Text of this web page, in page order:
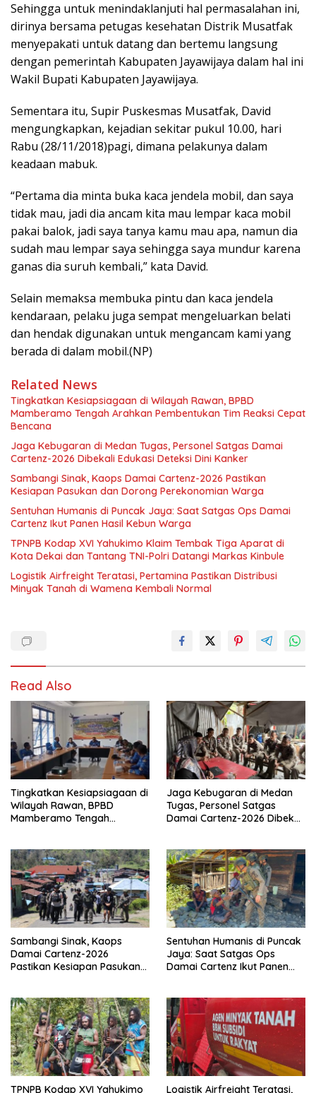
Sehingga untuk menindaklanjuti hal permasalahan ini,
dirinya bersama petugas kesehatan Distrik Musatfak
menyepakati untuk datang dan bertemu langsung
dengan pemerintah Kabupaten Jayawijaya dalam hal ini
Wakil Bupati Kabupaten Jayawijaya.
Sementara itu, Supir Puskesmas Musatfak, David
mengungkapkan, kejadian sekitar pukul 10.00, hari
Rabu (28/11/2018)pagi, dimana pelakunya dalam
keadaan mabuk.
“Pertama dia minta buka kaca jendela mobil, dan saya
tidak mau, jadi dia ancam kita mau lempar kaca mobil
pakai balok, jadi saya tanya kamu mau apa, namun dia
sudah mau lempar saya sehingga saya mundur karena
ganas dia suruh kembali,” kata David.
Selain memaksa membuka pintu dan kaca jendela
kendaraan, pelaku juga sempat mengeluarkan belati
dan hendak digunakan untuk mengancam kami yang
berada di dalam mobil.(NP)
Related News
Tingkatkan Kesiapsiagaan di Wilayah Rawan, BPBD
Mamberamo Tengah Arahkan Pembentukan Tim Reaksi Cepat
Bencana
Jaga Kebugaran di Medan Tugas, Personel Satgas Damai
Cartenz-2026 Dibekali Edukasi Deteksi Dini Kanker
Sambangi Sinak, Kaops Damai Cartenz-2026 Pastikan
Kesiapan Pasukan dan Dorong Perekonomian Warga
Sentuhan Humanis di Puncak Jaya: Saat Satgas Ops Damai
Cartenz Ikut Panen Hasil Kebun Warga
TPNPB Kodap XVI Yahukimo Klaim Tembak Tiga Aparat di
Kota Dekai dan Tantang TNI-Polri Datangi Markas Kinbule
Logistik Airfreight Teratasi, Pertamina Pastikan Distribusi
Minyak Tanah di Wamena Kembali Normal
Read Also
Tingkatkan Kesiapsiagaan di
Wilayah Rawan, BPBD
Mamberamo Tengah
Jaga Kebugaran di Medan
Tugas, Personel Satgas
Damai Cartenz-2026 Dibekali
Sambangi Sinak, Kaops
Damai Cartenz-2026
Pastikan Kesiapan Pasukan
Sentuhan Humanis di Puncak
Jaya: Saat Satgas Ops
Damai Cartenz Ikut Panen
TPNPB Kodap XVI Yahukimo Logistik Airfreight Teratasi,